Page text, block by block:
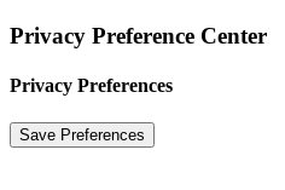
Privacy Preference Center
Privacy Preferences